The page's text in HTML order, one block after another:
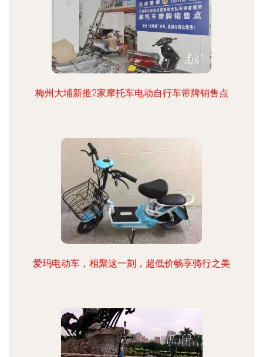
梅州大埔新推2家摩托车电动自行车带牌销售点
爱玛电动车，相聚这一刻，超低价畅享骑行之美